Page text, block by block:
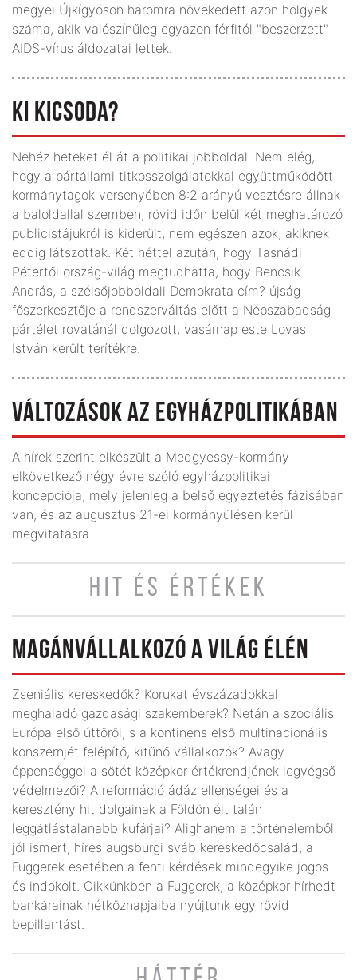
megyei Újkígyóson háromra növekedett azon hölgyek
száma, akik valószínűleg egyazon férfitól "beszerzett"
AIDS-vírus áldozatai lettek.
KI KICSODA?
Nehéz heteket él át a politikai jobboldal. Nem elég,
hogy a pártállami titkosszolgálatokkal együttműködött
kormánytagok versenyében 8:2 arányú vesztésre állnak
a baloldallal szemben, rövid időn belül két meghatározó
publicistájukról is kiderült, nem egészen azok, akiknek
eddig látszottak. Két héttel azután, hogy Tasnádi
Pétertől ország-világ megtudhatta, hogy Bencsik
András, a szélsőjobboldali Demokrata cím? újság
főszerkesztője a rendszerváltás előtt a Népszabadság
pártélet rovatánál dolgozott, vasárnap este Lovas
István került terítékre.
VÁLTOZÁSOK AZ EGYHÁZPOLITIKÁBAN
A hírek szerint elkészült a Medgyessy-kormány
elkövetkező négy évre szóló egyházpolitikai
koncepciója, mely jelenleg a belső egyeztetés fázisában
van, és az augusztus 21-ei kormányülésen kerül
megvitatásra.
HIT ÉS ÉRTÉKEK
MAGÁNVÁLLALKOZÓ A VILÁG ÉLÉN
Zseniális kereskedők? Korukat évszázadokkal
meghaladó gazdasági szakemberek? Netán a szociális
Európa első úttörői, s a kontinens első multinacionális
konszernjét felépítő, kitűnő vállalkozók? Avagy
éppenséggel a sötét középkor értékrendjének legvégső
védelmezői? A reformáció ádáz ellenségei és a
keresztény hit dolgainak a Földön élt talán
leggátlástalanabb kufárjai? Alighanem a történelemből
jól ismert, híres augsburgi sváb kereskedőcsalád, a
Fuggerek esetében a fenti kérdések mindegyike jogos
és indokolt. Cikkünkben a Fuggerek, a középkor hírhedt
bankárainak hétköznapjaiba nyújtunk egy rövid
bepillantást.